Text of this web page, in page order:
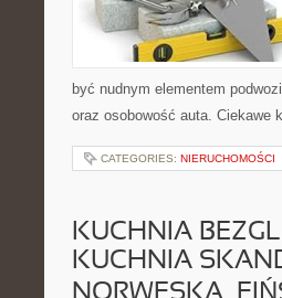
być nudnym elementem
oraz osobowość auta.
CATEGORIES: NIERUCHOMOŚCI
KUCHNIA
KUCHNIA